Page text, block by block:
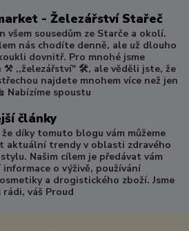
- Železářství Stařeč
všem sousedům ze Starče a okolí.
nás chodíte denně, ale už dlouho
dovnitř. Pro mnohé jsme
⚒️ ,,železářství" 🛠️, ale věděli jste, že
najdete mnohem více než jen
Nabízíme spoustu
články
že díky tomuto blogu vám můžeme
aktuální trendy v oblasti zdravého
Našim cílem je předávat vám
informace o výživě, používání
a drogistického zboží. Jsme
váš Proud